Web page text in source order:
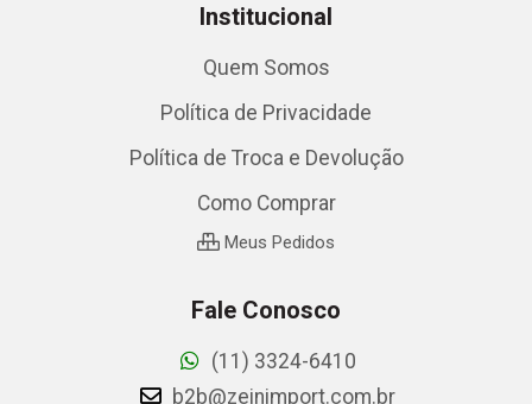
Institucional
Quem Somos
Política de Privacidade
Política de Troca e Devolução
Como Comprar
Meus Pedidos
Fale Conosco
(11) 3324-6410
b2b@zeinimport.com.br